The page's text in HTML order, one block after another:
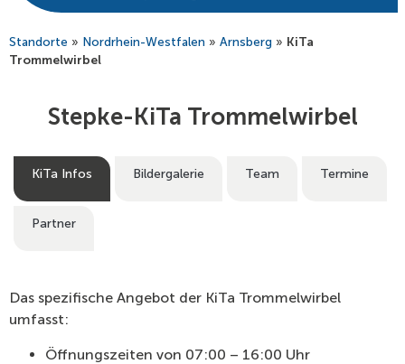
Standorte » Nordrhein-Westfalen » Arnsberg » KiTa
Trommelwirbel
Stepke-KiTa Trommelwirbel
KiTa Infos Bildergalerie Team Termine
Partner
Das spezifische Angebot der KiTa Trommelwirbel
umfasst:
Öffnungszeiten von 07:00 – 16:00 Uhr